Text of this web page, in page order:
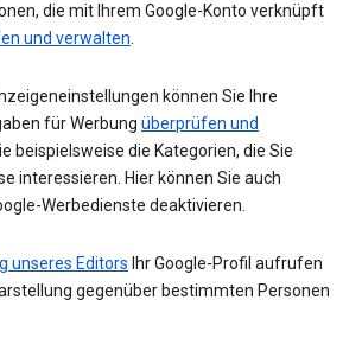
die mit Ihrem Google-Konto verknüpft
und verwalten.
können Sie Ihre
für Werbung überprüfen und
beispielsweise die Kategorien, die Sie
interessieren. Hier können Sie auch
Werbedienste deaktivieren.
unseres Editors Ihr Google-Profil aufrufen
gegenüber bestimmten Personen